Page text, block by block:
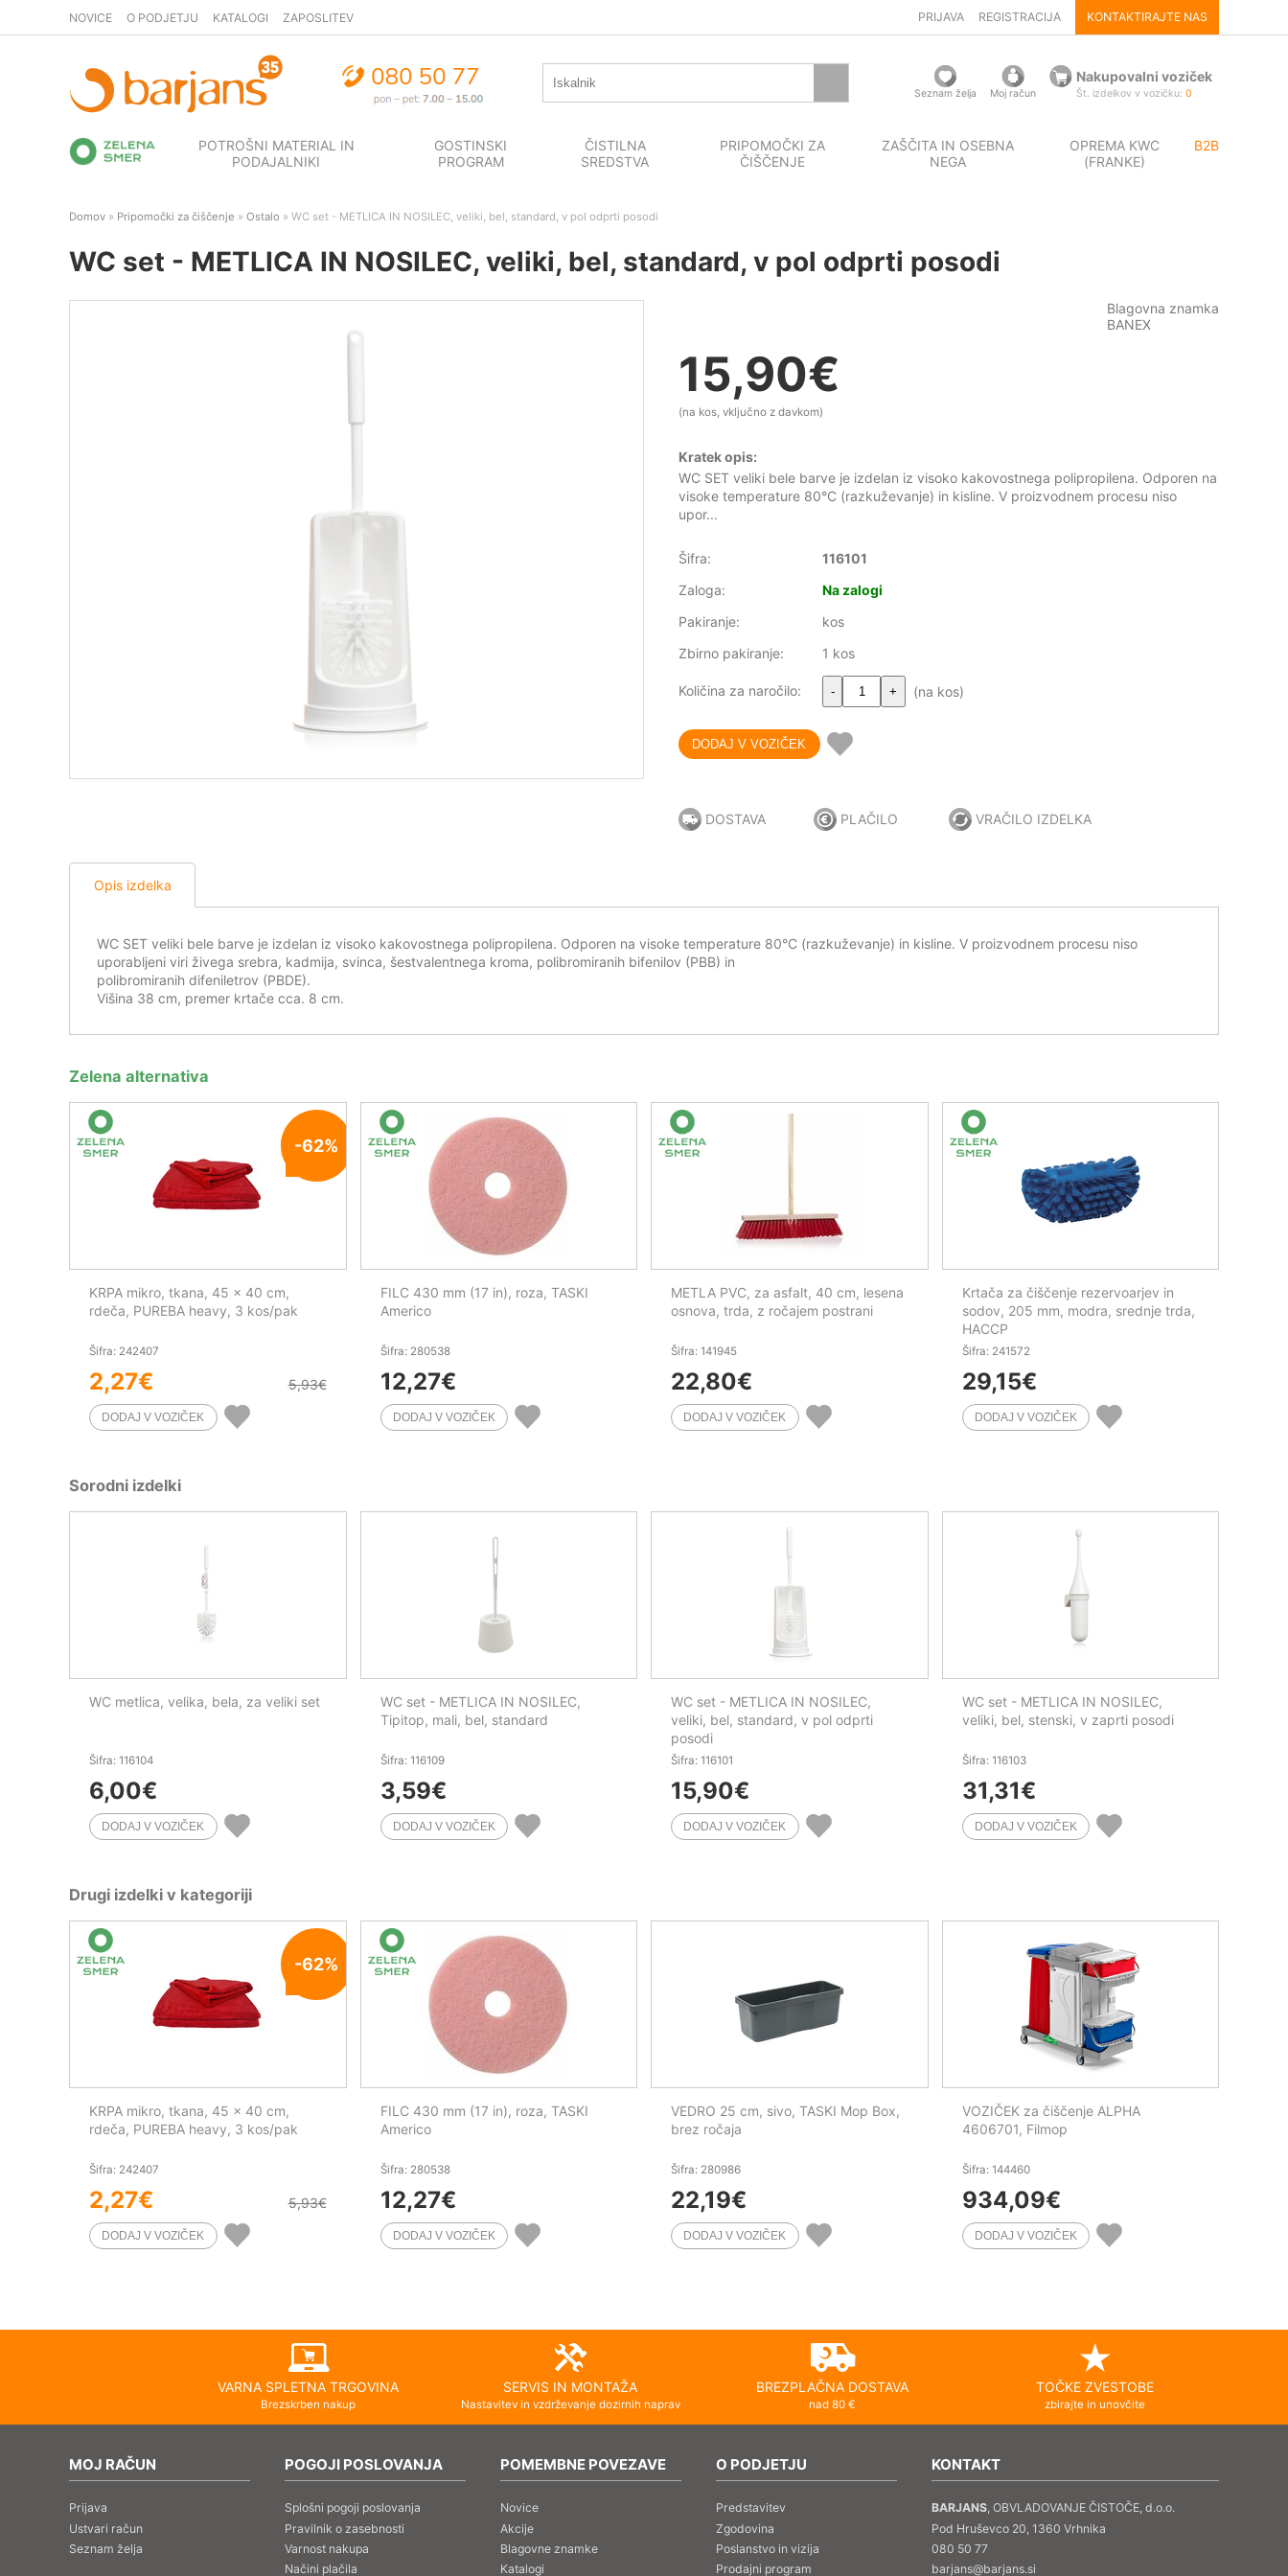
NOVICE O PODJETJU KATALOGI ZAPOSLITEV PRIJAVA REGISTRACIJA KONTAKTIRAJTE NAS
Seznam želja Moj račun
Nakupovalni voziček
Št. izdelkov v vozičku: 0
POTROŠNI MATERIAL IN
PODAJALNIKI
GOSTINSKI
PROGRAM
ČISTILNA
SREDSTVA
PRIPOMOČKI ZA
ČIŠČENJE
ZAŠČITA IN OSEBNA
NEGA
OPREMA KWC
(FRANKE)
B2B
Domov » Pripomočki za čiščenje » Ostalo » WC set - METLICA IN NOSILEC, veliki, bel, standard, v pol odprti posodi
WC set - METLICA IN NOSILEC, veliki, bel, standard, v pol odprti posodi
Blagovna znamka
BANEX
15,90€
(na kos, vključno z davkom)
Kratek opis:
WC SET veliki bele barve je izdelan iz visoko kakovostnega polipropilena. Odporen na
visoke temperature 80°C (razkuževanje) in kisline. V proizvodnem procesu niso
upor...
Šifra:
116101
Zaloga:
Na zalogi
Pakiranje:
kos
Zbirno pakiranje:
1 kos
Količina za naročilo: - + (na kos)
DOSTAVA PLAČILO VRAČILO IZDELKA
Opis izdelka
WC SET veliki bele barve je izdelan iz visoko kakovostnega polipropilena. Odporen na visoke temperature 80°C (razkuževanje) in kisline. V proizvodnem procesu niso
uporabljeni viri živega srebra, kadmija, svinca, šestvalentnega kroma, polibromiranih bifenilov (PBB) in
polibromiranih difeniletrov (PBDE).
Višina 38 cm, premer krtače cca. 8 cm.
Zelena alternativa
-62%
KRPA mikro, tkana, 45 x 40 cm,
rdeča, PUREBA heavy, 3 kos/pak
Šifra: 242407
2,27€ 5,93€
FILC 430 mm (17 in), roza, TASKI
Americo
Šifra: 280538
12,27€
METLA PVC, za asfalt, 40 cm, lesena
osnova, trda, z ročajem postrani
Šifra: 141945
22,80€
Krtača za čiščenje rezervoarjev in
sodov, 205 mm, modra, srednje trda,
HACCP
Šifra: 241572
29,15€
Sorodni izdelki
WC metlica, velika, bela, za veliki set
Šifra: 116104
6,00€
WC set - METLICA IN NOSILEC,
Tipitop, mali, bel, standard
Šifra: 116109
3,59€
WC set - METLICA IN NOSILEC,
veliki, bel, standard, v pol odprti
posodi
Šifra: 116101
15,90€
WC set - METLICA IN NOSILEC,
veliki, bel, stenski, v zaprti posodi
Šifra: 116103
31,31€
Drugi izdelki v kategoriji
-62%
KRPA mikro, tkana, 45 x 40 cm,
rdeča, PUREBA heavy, 3 kos/pak
Šifra: 242407
2,27€ 5,93€
FILC 430 mm (17 in), roza, TASKI
Americo
Šifra: 280538
12,27€
VEDRO 25 cm, sivo, TASKI Mop Box,
brez ročaja
Šifra: 280986
22,19€
VOZIČEK za čiščenje ALPHA
4606701, Filmop
Šifra: 144460
934,09€
VARNA SPLETNA TRGOVINA
Brezskrben nakup
SERVIS IN MONTAŽA
Nastavitev in vzdrževanje dozirnih naprav
BREZPLAČNA DOSTAVA
nad 80 €
TOČKE ZVESTOBE
zbirajte in unovčite
MOJ RAČUN
Prijava
Ustvari račun
Seznam želja
POGOJI POSLOVANJA
Splošni pogoji poslovanja
Pravilnik o zasebnosti
Varnost nakupa
Načini plačila
POMEMBNE POVEZAVE
Novice
Akcije
Blagovne znamke
Katalogi
O PODJETJU
Predstavitev
Zgodovina
Poslanstvo in vizija
Prodajni program
KONTAKT
BARJANS, OBVLADOVANJE ČISTOČE, d.o.o.
Pod Hruševco 20, 1360 Vrhnika
080 50 77
barjans@barjans.si